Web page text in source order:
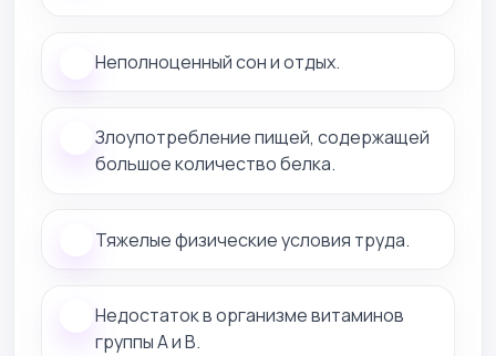
Неполноценный сон и отдых.
Злоупотребление пищей, содержащей
большое количество белка.
Тяжелые физические условия труда.
Недостаток в организме витаминов
группы А и В.